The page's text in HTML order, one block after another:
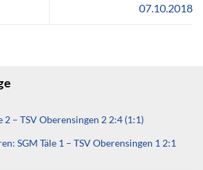
07.10.2018
2 – TSV Oberensingen 2 2:4 (1:1)
SGM Täle 1 – TSV Oberensingen 1 2:1